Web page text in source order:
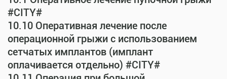
#CITY#
10.10 Оперативная лечение после
операционной грыжи с использованием
сетчатых имплантов (имплант
оплачивается отдельно) #CITY#